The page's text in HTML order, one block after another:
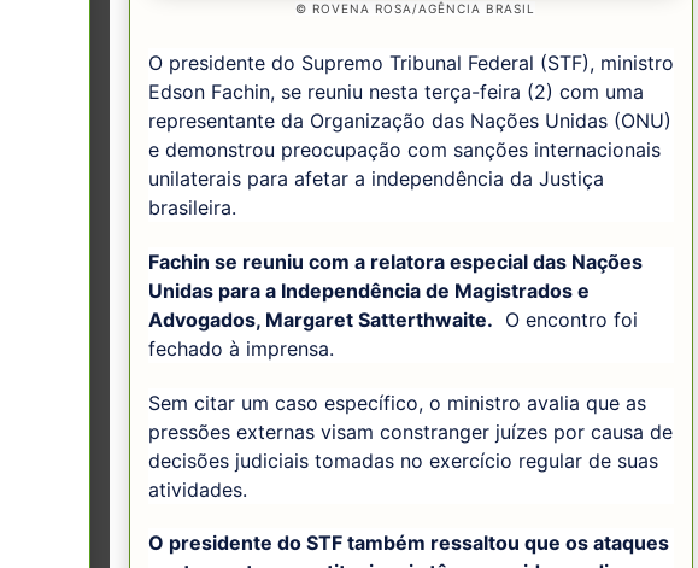
© ROVENA ROSA/AGÊNCIA BRASIL
O presidente do Supremo Tribunal Federal (STF), ministro
Edson Fachin, se reuniu nesta terça-feira (2) com uma
representante da Organização das Nações Unidas (ONU)
e demonstrou preocupação com sanções internacionais
unilaterais para afetar a independência da Justiça
brasileira.
Fachin se reuniu com a relatora especial das Nações
Unidas para a Independência de Magistrados e
Advogados, Margaret Satterthwaite. O encontro foi
fechado à imprensa.
Sem citar um caso específico, o ministro avalia que as
pressões externas visam constranger juízes por causa de
decisões judiciais tomadas no exercício regular de suas
atividades.
O presidente do STF também ressaltou que os ataques